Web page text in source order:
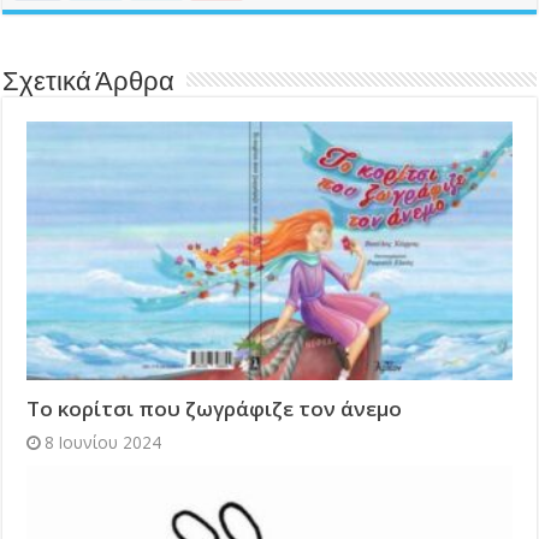
Σχετικά Άρθρα
Το κορίτσι που ζωγράφιζε τον άνεμο
8 Ιουνίου 2024